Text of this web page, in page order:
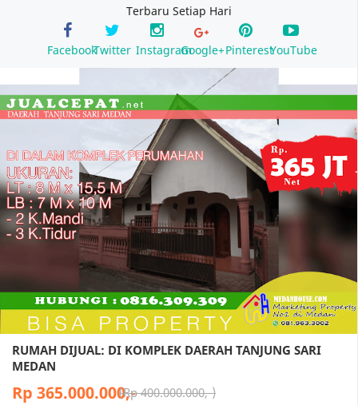
Terbaru Setiap Hari
FacebookTwitter InstagramGoogle+PinterestYouTube
RUMAH DIJUAL: DI KOMPLEK DAERAH TANJUNG SARI
MEDAN
Rp 400.000.000,-
Rp 365.000.000,-